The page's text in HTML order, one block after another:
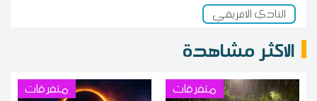
النادي الافريقي
الاكثر مشاهدة
متفرقات متفرقات